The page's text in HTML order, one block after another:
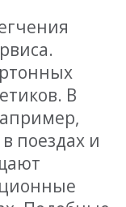
В
поездах и